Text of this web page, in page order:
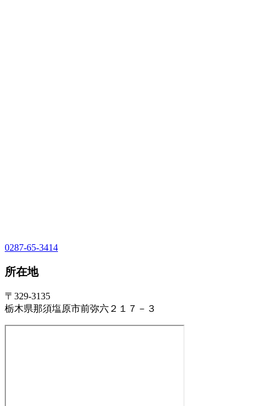
0287-65-3414
所在地
〒329-3135
栃木県那須塩原市前弥六２１７－３